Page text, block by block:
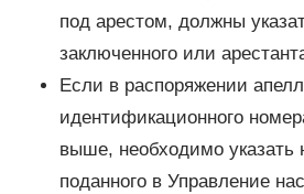
под арестом, должны
заключенного или
Если в распоряжении
идентификационного
выше, необходимо указать
поданного в Управление